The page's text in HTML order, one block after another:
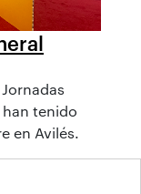
han tenido
en Avilés.